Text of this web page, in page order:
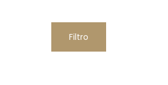
Filtro